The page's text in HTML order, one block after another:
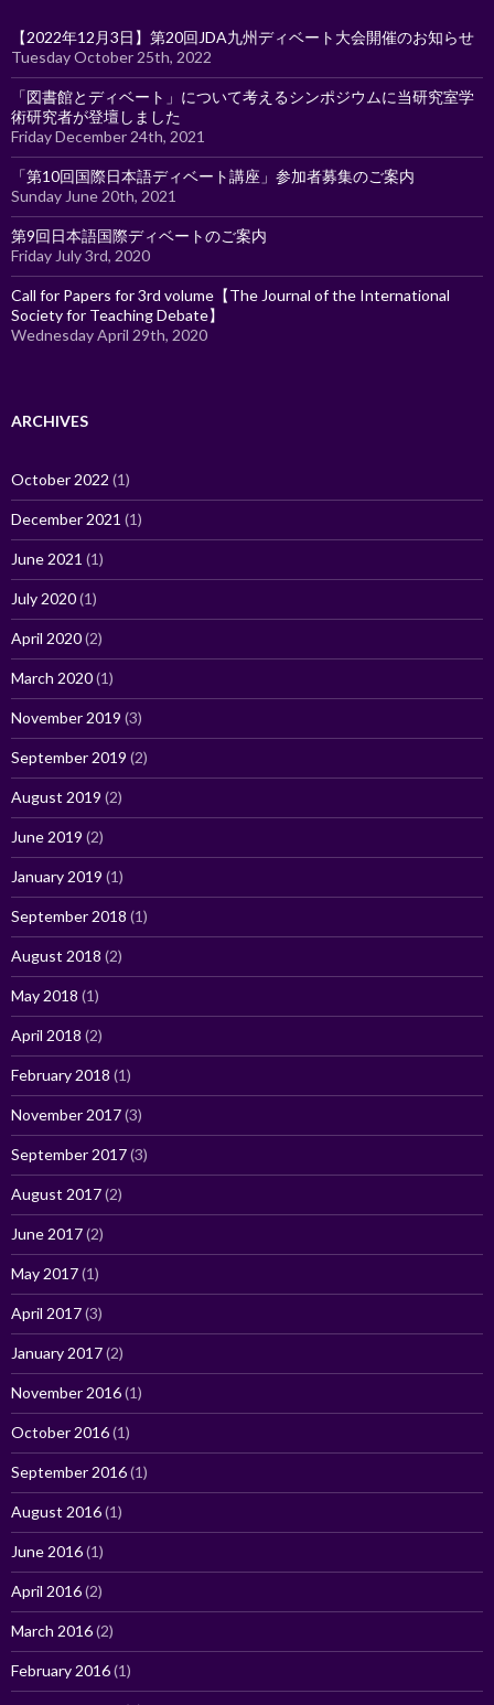
【2022年12月3日】第20回JDA九州ディベート大会開催のお知らせ
Tuesday October 25th, 2022
「図書館とディベート」について考えるシンポジウムに当研究室学
術研究者が登壇しました
Friday December 24th, 2021
「第10回国際日本語ディベート講座」参加者募集のご案内
Sunday June 20th, 2021
第9回日本語国際ディベートのご案内
Friday July 3rd, 2020
Call for Papers for 3rd volume【The Journal of the International
Society for Teaching Debate】
Wednesday April 29th, 2020
ARCHIVES
October 2022 (1)
December 2021 (1)
June 2021 (1)
July 2020(1)
April 2020(2)
March 2020(1)
November 2019 (3)
September 2019 (2)
August 2019 (2)
June 2019 (2)
January 2019 (1)
September 2018 (1)
August 2018 (2)
May 2018 (1)
April 2018 (2)
February 2018 (1)
November 2017(3)
September 2017(3)
August 2017(2)
June 2017(2)
May 2017(1)
April 2017(3)
January 2017(2)
November 2016(1)
October 2016(1)
September 2016(1)
August 2016(1)
June 2016(1)
April 2016(2)
March 2016(2)
February 2016(1)